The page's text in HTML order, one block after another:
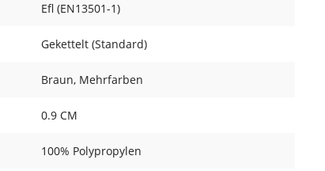
Efl (EN13501-1)
Gekettelt (Standard)
Braun, Mehrfarben
0.9 CM
100% Polypropylen